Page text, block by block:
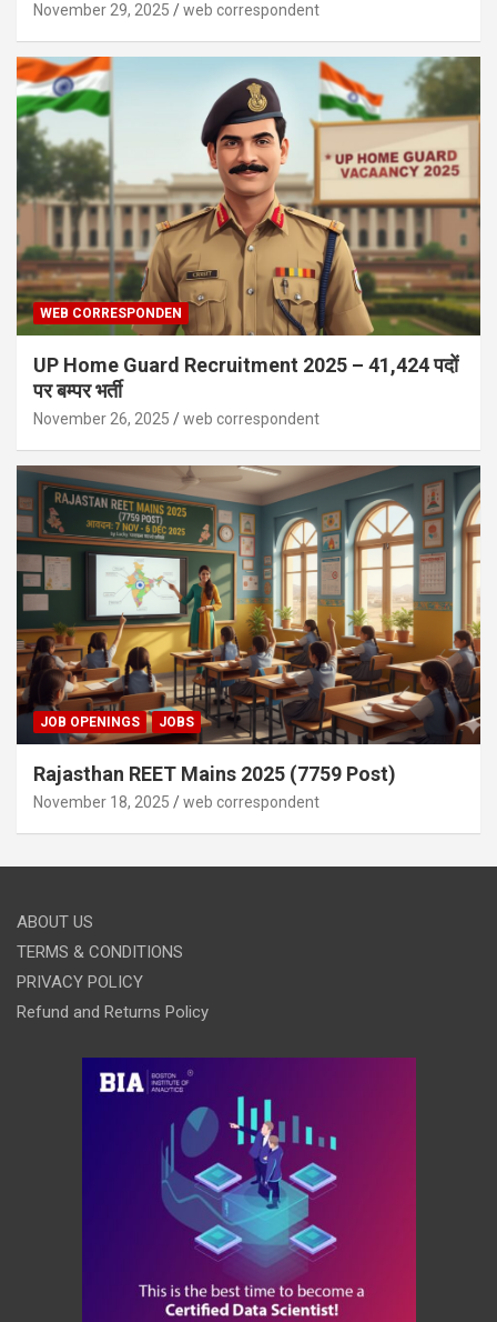
November 29, 2025 web correspondent
WEB CORRESPONDEN
UP Home Guard Recruitment 2025 – 41,424 पदों
पर बम्पर भर्ती
November 26, 2025 web correspondent
JOB OPENINGS JOBS
Rajasthan REET Mains 2025 (7759 Post)
November 18, 2025 web correspondent
ABOUT US
TERMS & CONDITIONS
PRIVACY POLICY
Refund and Returns Policy